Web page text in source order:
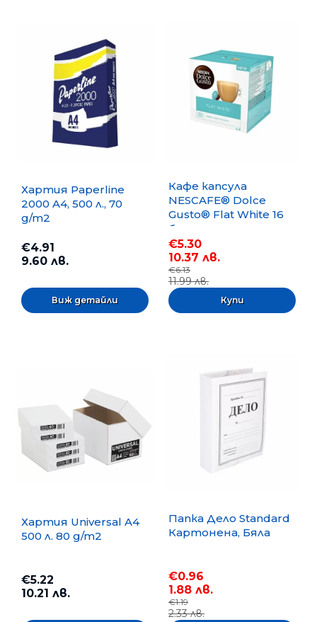
Хартия Paperline
2000 A4, 500 л., 70
g/m2
€4.91
9.60 лв.
Виж детайли
Кафе капсула
NESCAFE® Dolce
Gusto® Flat White 16
бр.
€5.30
10.37 лв.
€6.13
11.99 лв.
Хартия Universal A4
500 л. 80 g/m2
€5.22
10.21 лв.
Папка Дело Standard
Картонена, Бяла
€0.96
1.88 лв.
€1.19
2.33 лв.